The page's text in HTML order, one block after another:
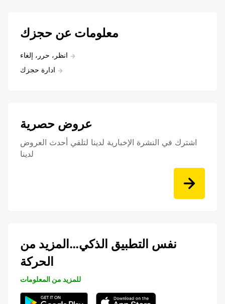
معلومات عن حجزك
انظر، حرر، إلغاء
ادارة حجزك
عروض حصرية
اشترك في النشرة الإخبارية لدينا لتلقي أحدث العروض
لدينا
نفس التطبيق الذكي…المزيد من
الحركة
للمزيد من المعلومات